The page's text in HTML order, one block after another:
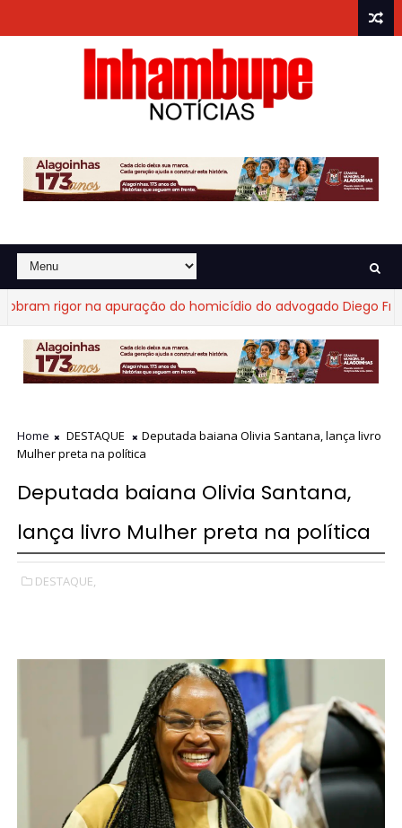
rigor na apuração do homicídio do advogado Diego Fraga
Home DESTAQUE
Deputada baiana Olivia Santana, lança livro
Mulher preta na política
Deputada baiana Olivia Santana,
lança livro Mulher preta na política
DESTAQUE,